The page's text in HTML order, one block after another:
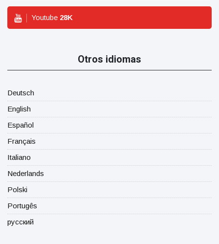
Youtube 28K
Otros idiomas
Deutsch
English
Español
Français
Italiano
Nederlands
Polski
Portugês
русский